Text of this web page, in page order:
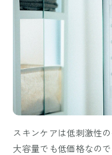
スキンケアは低刺激性
大容量でも低価格なの